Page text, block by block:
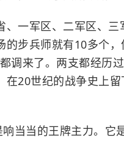
一军区、二军区、三
步兵师就有10多个，
调来了。两支都经历
20世纪的战争史上
当当的王牌主力。它